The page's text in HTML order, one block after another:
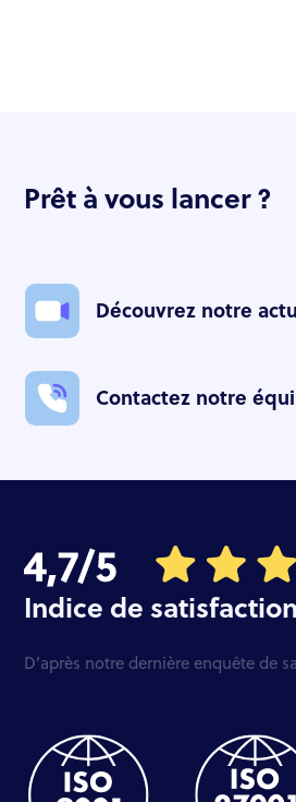
Prêt à vous lancer ?
Découvrez notre
Contactez notre
Indice de
D’après notre dernière enquête de